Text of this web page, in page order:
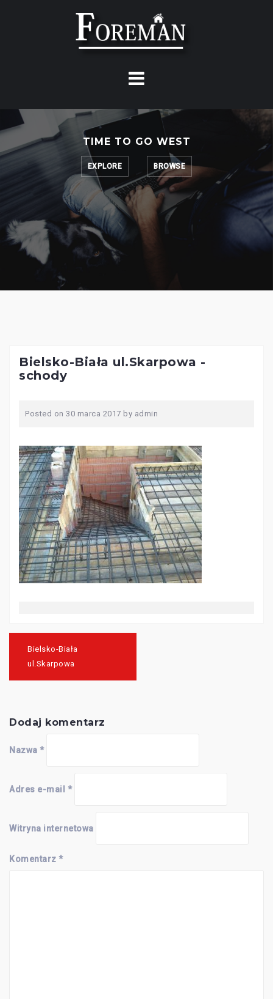
TIME TO GO WEST
EXPLORE BROWSE
Bielsko-Biała ul.Skarpowa -
schody
Posted on 30 marca 2017 by admin
wpisu
Bielsko-Biała
ul.Skarpowa
Dodaj komentarz
Nazwa *
Adres e-mail *
Witryna internetowa
Komentarz *